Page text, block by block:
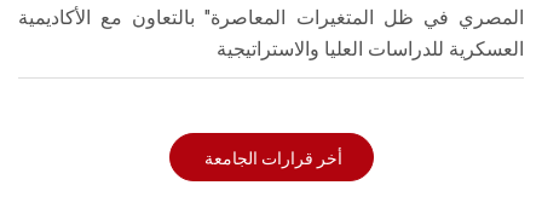
المصري في ظل المتغيرات المعاصرة" بالتعاون مع الأكاديمية
العسكرية للدراسات العليا والاستراتيجية
أخر قرارات الجامعة